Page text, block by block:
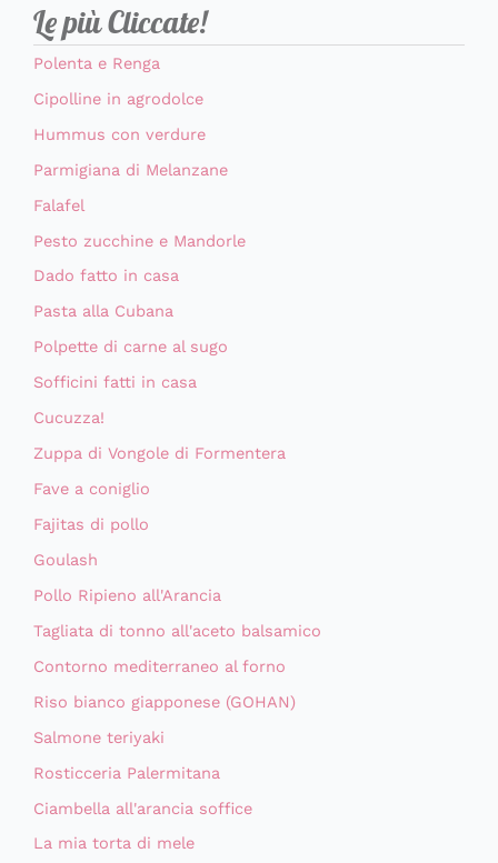
Le più Cliccate!
Polenta e Renga
Cipolline in agrodolce
Hummus con verdure
Parmigiana di Melanzane
Falafel
Pesto zucchine e Mandorle
Dado fatto in casa
Pasta alla Cubana
Polpette di carne al sugo
Sofficini fatti in casa
Cucuzza!
Zuppa di Vongole di Formentera
Fave a coniglio
Fajitas di pollo
Goulash
Pollo Ripieno all'Arancia
Tagliata di tonno all'aceto balsamico
Contorno mediterraneo al forno
Riso bianco giapponese (GOHAN)
Salmone teriyaki
Rosticceria Palermitana
Ciambella all'arancia soffice
La mia torta di mele